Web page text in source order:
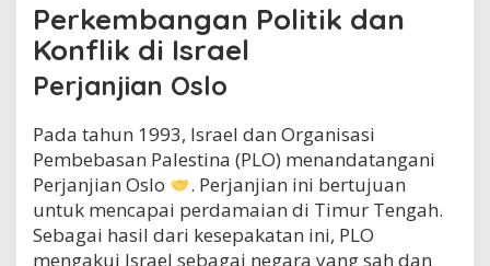
Perkembangan Politik dan
Konflik di Israel
Perjanjian Oslo
Pada tahun 1993, Israel dan Organisasi
Pembebasan Palestina (PLO) menandatangani
Perjanjian Oslo
. Perjanjian ini bertujuan
untuk mencapai perdamaian di Timur Tengah.
Sebagai hasil dari kesepakatan ini, PLO
mengakui Israel sebagai negara yang sah dan